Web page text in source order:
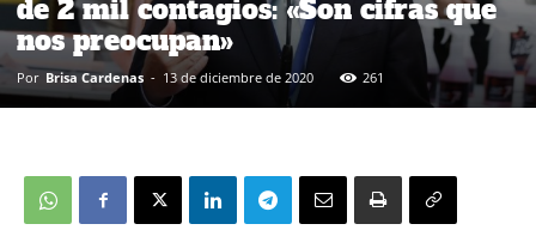
de 2 mil contagios: «Son cifras que
nos preocupan»
Por Brisa Cardenas - 13 de diciembre de 2020 261